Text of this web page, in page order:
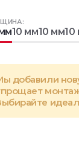
10 мм10 мм10
добавили